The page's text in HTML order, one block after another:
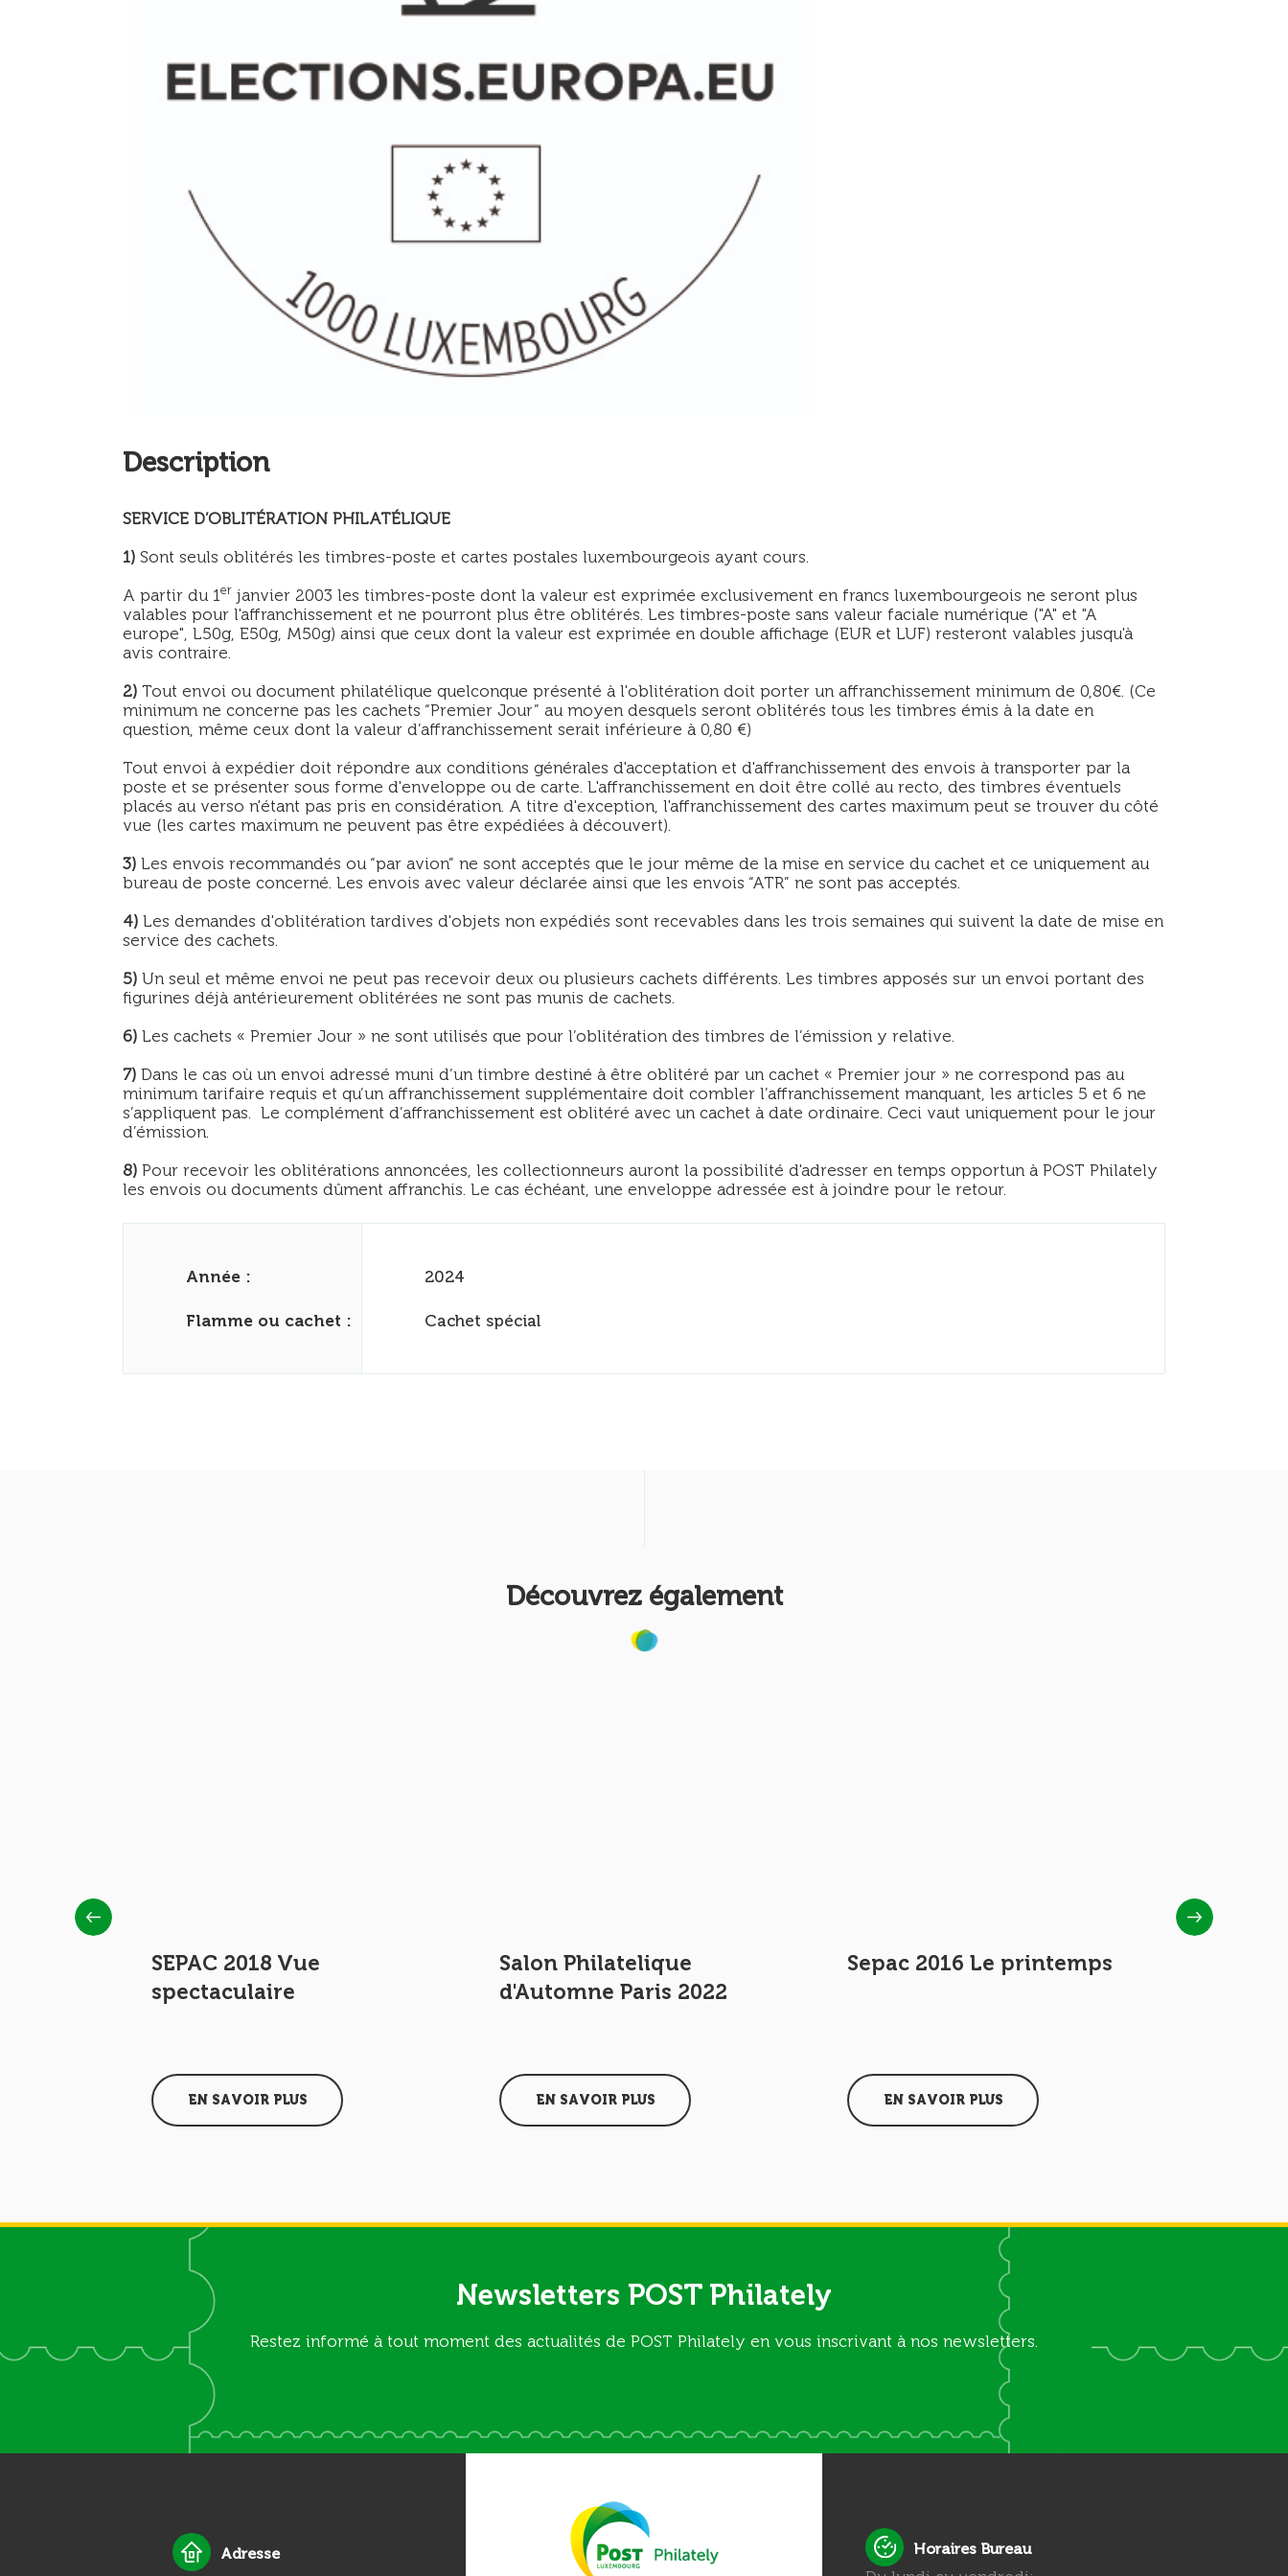
Description
SERVICE D’OBLITÉRATION PHILATÉLIQUE
1) Sont seuls oblitérés les timbres-poste et cartes postales luxembourgeois ayant cours.
A partir du 1 er janvier 2003 les timbres-poste dont la valeur est exprimée exclusivement en francs luxembourgeois ne seront plus
valables pour l'affranchissement et ne pourront plus être oblitérés. Les timbres-poste sans valeur faciale numérique ("A" et "A
europe", L50g, E50g, M50g) ainsi que ceux dont la valeur est exprimée en double affichage (EUR et LUF) resteront valables jusqu'à
avis contraire.
2) Tout envoi ou document philatélique quelconque présenté à l'oblitération doit porter un affranchissement minimum de 0,80€. (Ce
minimum ne concerne pas les cachets “Premier Jour” au moyen desquels seront oblitérés tous les timbres émis à la date en
question, même ceux dont la valeur d’affranchissement serait inférieure à 0,80 €)
Tout envoi à expédier doit répondre aux conditions générales d'acceptation et d'affranchissement des envois à transporter par la
poste et se présenter sous forme d'enveloppe ou de carte. L'affranchissement en doit être collé au recto, des timbres éventuels
placés au verso n'étant pas pris en considération. A titre d'exception, l'affranchissement des cartes maximum peut se trouver du côté
vue (les cartes maximum ne peuvent pas être expédiées à découvert).
3) Les envois recommandés ou “par avion” ne sont acceptés que le jour même de la mise en service du cachet et ce uniquement au
bureau de poste concerné. Les envois avec valeur déclarée ainsi que les envois “ATR” ne sont pas acceptés.
4) Les demandes d'oblitération tardives d'objets non expédiés sont recevables dans les trois semaines qui suivent la date de mise en
service des cachets.
5) Un seul et même envoi ne peut pas recevoir deux ou plusieurs cachets différents. Les timbres apposés sur un envoi portant des
figurines déjà antérieurement oblitérées ne sont pas munis de cachets.
6) Les cachets « Premier Jour » ne sont utilisés que pour l’oblitération des timbres de l’émission y relative.
7) Dans le cas où un envoi adressé muni d’un timbre destiné à être oblitéré par un cachet « Premier jour » ne correspond pas au
minimum tarifaire requis et qu’un affranchissement supplémentaire doit combler l’affranchissement manquant, les articles 5 et 6 ne
s’appliquent pas. Le complément d’affranchissement est oblitéré avec un cachet à date ordinaire. Ceci vaut uniquement pour le jour
d’émission.
8) Pour recevoir les oblitérations annoncées, les collectionneurs auront la possibilité d'adresser en temps opportun à POST Philately
les envois ou documents dûment affranchis. Le cas échéant, une enveloppe adressée est à joindre pour le retour.
Année :
Flamme ou cachet :
2024
Cachet spécial
Découvrez également
SEPAC 2018 Vue
spectaculaire
EN SAVOIR PLUS
Salon Philatelique
d'Automne Paris 2022
EN SAVOIR PLUS
Sepac 2016 Le printemps
EN SAVOIR PLUS
Newsletters POST Philately
Restez informé à tout moment des actualités de POST Philately en vous inscrivant à nos newsletters.
Adresse Horaires Bureau